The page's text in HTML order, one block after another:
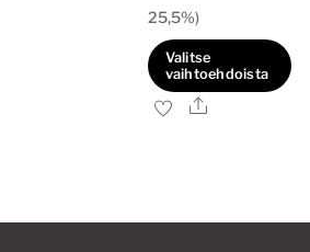
25,5%)
Valitse
vaihtoehdoista
Tällä
muunnelma.
Ale